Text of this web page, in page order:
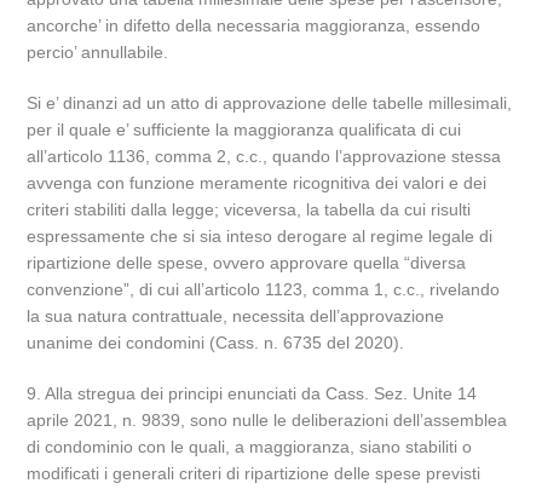
ancorche’ in difetto della necessaria maggioranza, essendo
percio’ annullabile.
Si e’ dinanzi ad un atto di approvazione delle tabelle millesimali,
per il quale e’ sufficiente la maggioranza qualificata di cui
all’articolo 1136, comma 2, c.c., quando l’approvazione stessa
avvenga con funzione meramente ricognitiva dei valori e dei
criteri stabiliti dalla legge; viceversa, la tabella da cui risulti
espressamente che si sia inteso derogare al regime legale di
ripartizione delle spese, ovvero approvare quella “diversa
convenzione”, di cui all’articolo 1123, comma 1, c.c., rivelando
la sua natura contrattuale, necessita dell’approvazione
unanime dei condomini (Cass. n. 6735 del 2020).
9. Alla stregua dei principi enunciati da Cass. Sez. Unite 14
aprile 2021, n. 9839, sono nulle le deliberazioni dell’assemblea
di condominio con le quali, a maggioranza, siano stabiliti o
modificati i generali criteri di ripartizione delle spese previsti